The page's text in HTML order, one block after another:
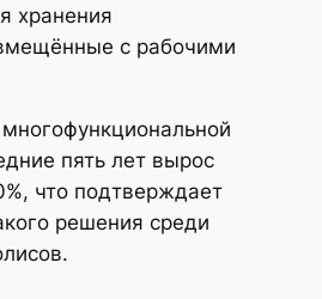
хранения
с рабочими
пять лет вырос
что подтверждает
решения среди